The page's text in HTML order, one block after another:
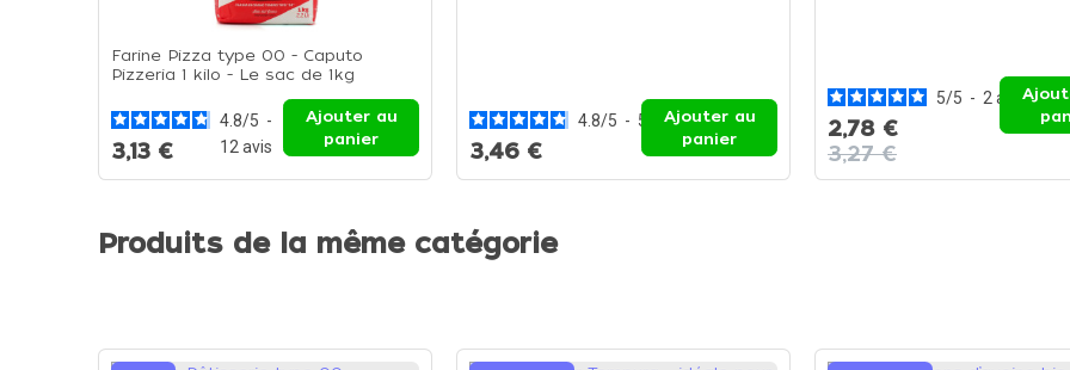
Farine Pizza type 00 - Caputo
Pizzeria 1 kilo - Le sac de 1kg
4.8/5 -
12 avis
3,13 €
Ajouter au
panier
4.8/5 - 5 avis
3,46 €
Ajouter au
panier
5/5 - 2 avis
2,78 €
3,27 €
Produits de la même catégorie